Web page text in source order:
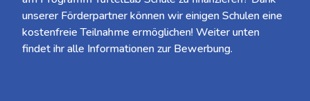
unserer Förderpartner können wir einigen Schulen eine
kostenfreie Teilnahme ermöglichen! Weiter unten
findet ihr alle Informationen zur Bewerbung.